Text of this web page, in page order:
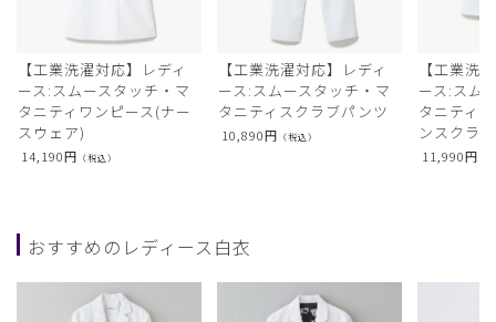
【工業洗濯対応】レディ
ース:スムースタッチ・マ
タニティワンピース(ナー
スウェア)
14,190円 （税込）
【工業洗濯対応】レディ
ース:スムースタッチ・マ
タニティスクラブパンツ
10,890円 （税込）
【工業洗
ース:スム
タニティ
ンスクラ
11,990円
おすすめのレディース白衣